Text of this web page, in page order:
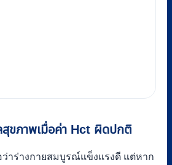
สุขภาพเมื่อค่า Hct ผิดปกติ
าร่างกายสมบูรณ์แข็งแรงดี แต่หาก